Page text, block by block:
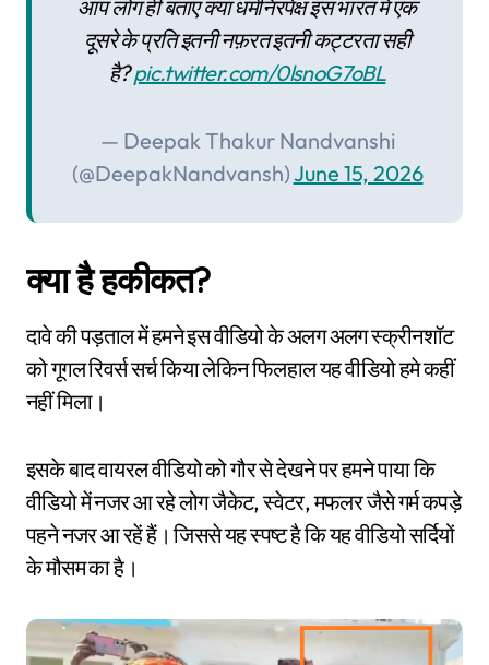
आप लोग ही बताएं क्या धर्मनिरपेक्ष इस भारत में एक
दूसरे के प्रति इतनी नफ़रत इतनी कट्टरता सही
है?pic.twitter.com/0lsnoG7oBL
— Deepak Thakur Nandvanshi
(@DeepakNandvansh)June 15, 2026
क्या है हकीकत?
दावे की पड़ताल में हमने इस वीडियो के अलग अलग स्क्रीनशॉट
को गूगल रिवर्स सर्च किया लेकिन फिलहाल यह वीडियो हमे कहीं
नहीं मिला।
इसके बाद वायरल वीडियो को गौर से देखने पर हमने पाया कि
वीडियो में नजर आ रहे लोग जैकेट, स्वेटर, मफलर जैसे गर्म कपड़े
पहने नजर आ रहें हैं। जिससे यह स्पष्ट है कि यह वीडियो सर्दियों
के मौसम का है।